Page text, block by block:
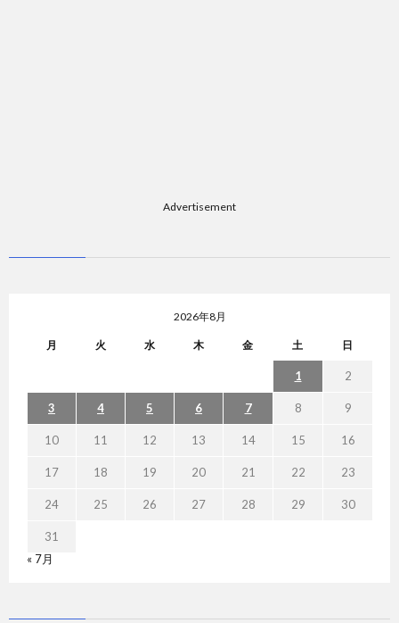
Advertisement
2026年8月
月 火 水 木 金 土 日
1 2
3 4 5 6 7 8 9
10 11 12 13 14 15 16
17 18 19 20 21 22 23
24 25 26 27 28 29 30
31
« 7月